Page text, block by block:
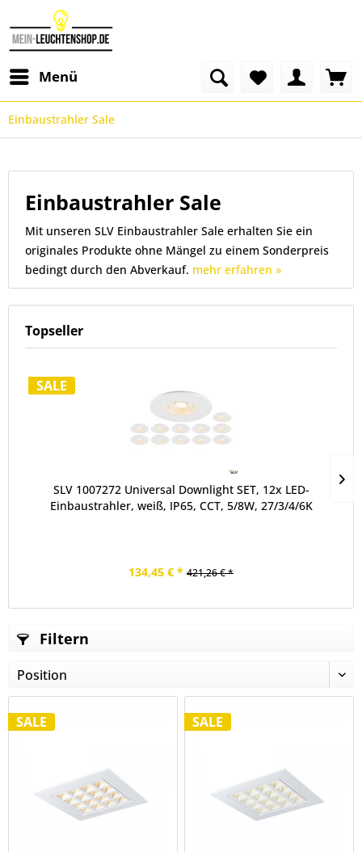
Menü
Einbaustrahler Sale
Einbaustrahler Sale
Mit unseren SLV Einbaustrahler Sale erhalten Sie ein
originales Produkte ohne Mängel zu einem Sonderpreis
bedingt durch den Abverkauf. mehr erfahren »
Topseller
SALE
SLV 1007272 Universal Downlight SET, 12x LED-
Einbaustrahler, weiß, IP65, CCT, 5/8W, 27/3/4/6K
134,45 € * 421,26 € *
Filtern
SALE SALE